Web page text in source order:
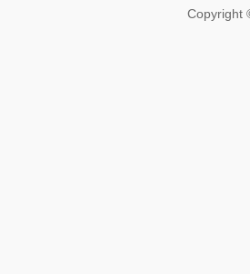
Copyright